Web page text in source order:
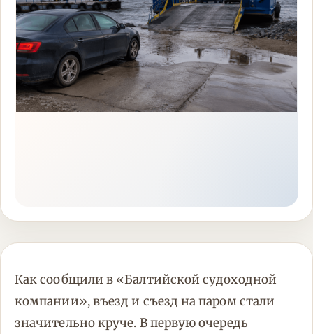
Как сообщили в «Балтийской судоходной
компании», въезд и съезд на паром стали
значительно круче. В первую очередь